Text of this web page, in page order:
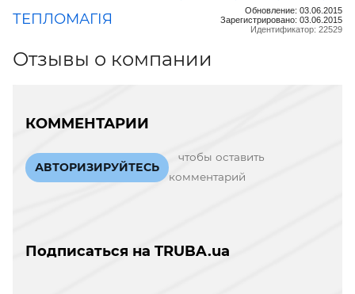
ТЕПЛОМАГІЯ
Обновление: 03.06.2015
Зарегистрировано: 03.06.2015
Идентификатор: 22529
Отзывы о компании
КОММЕНТАРИИ
АВТОРИЗИРУЙТЕСЬ
чтобы оставить
комментарий
Подписаться на TRUBA.ua